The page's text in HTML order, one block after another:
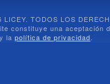
TODOS LOS
constituye una aceptación
y la política de privacidad